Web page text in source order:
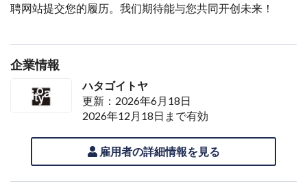
聘网站提交您的履历。我们期待能与您共同开创未来！
企業情報
ハタゴイトヤ
更新：2026年6月18日
2026年12月18日まで有効
雇用者の詳細情報を見る